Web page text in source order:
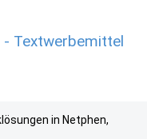
- Textwerbemittel
in Netphen,